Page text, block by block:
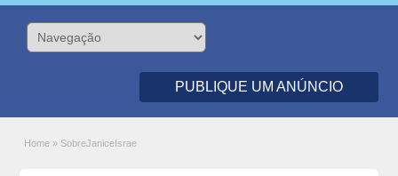
PUBLIQUE UM ANÚNCIO
Home » SobreJaniceIsrae